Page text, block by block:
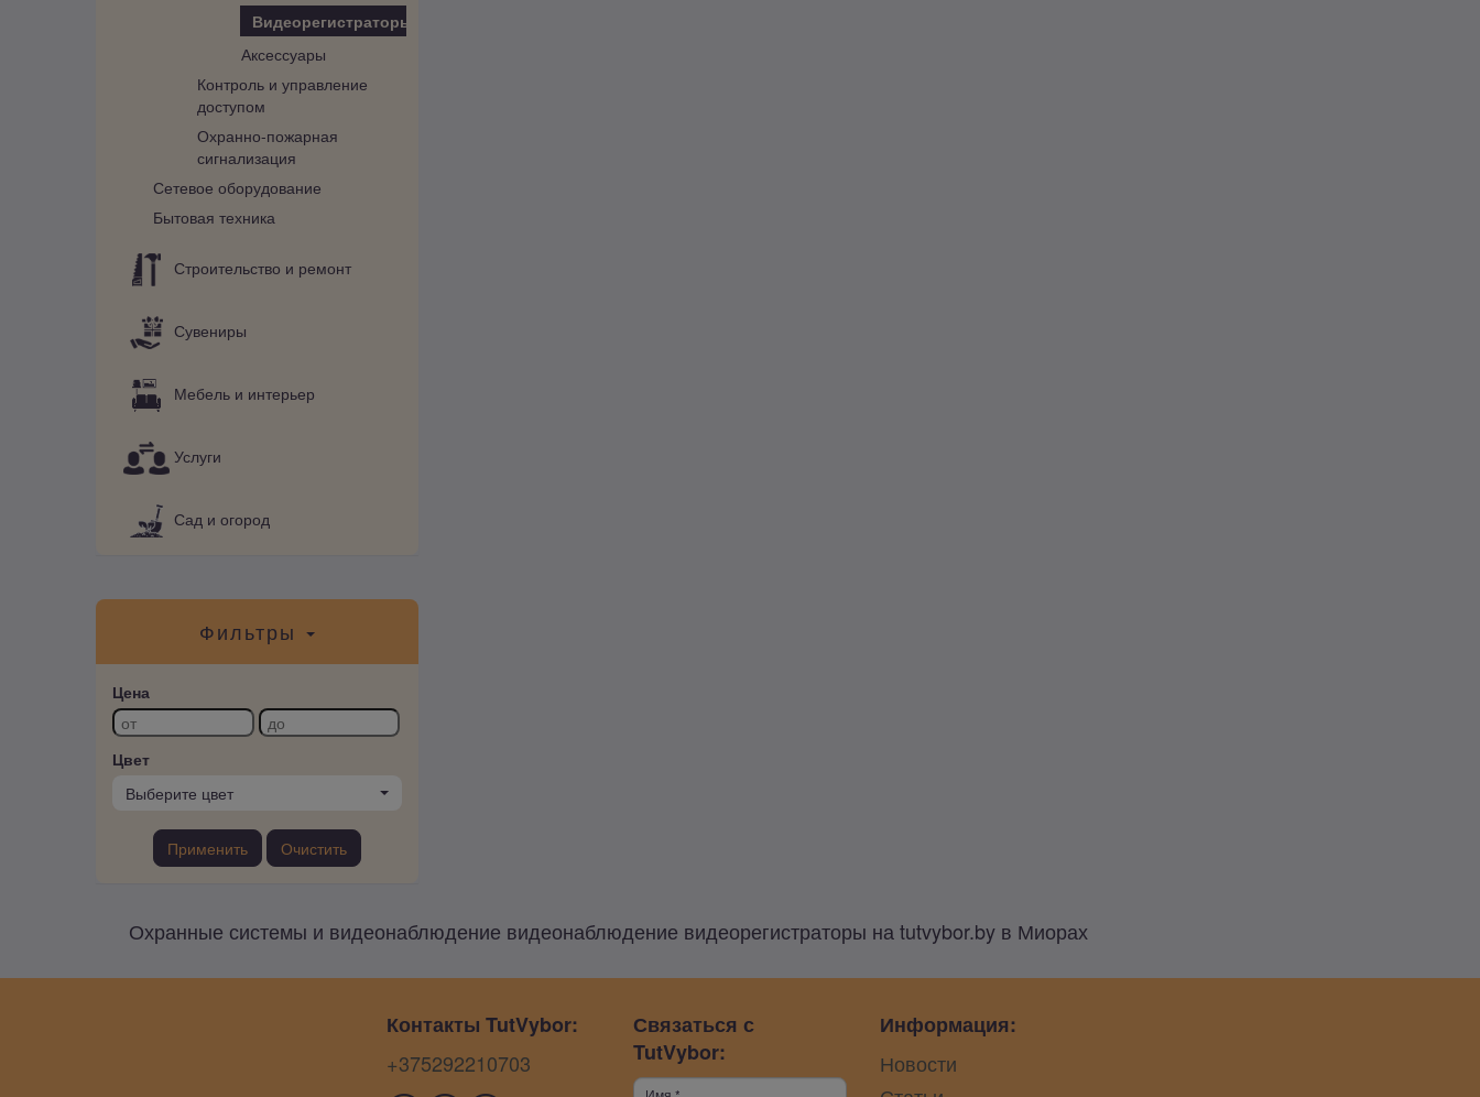
Видеорегистраторы
Аксессуары
Контроль и управление
доступом
Охранно-пожарная
сигнализация
Сетевое оборудование
Бытовая техника
Строительство и ремонт
Сувениры
Мебель и интерьер
Услуги
Сад и огород
Фильтры
Цена
Цвет
Выберите цвет
Применить Очистить
Охранные системы и видеонаблюдение видеонаблюдение видеорегистраторы на tutvybor.by в Миорах
Контакты TutVybor:
+375292210703
Связаться с
TutVybor:
Информация:
Новости